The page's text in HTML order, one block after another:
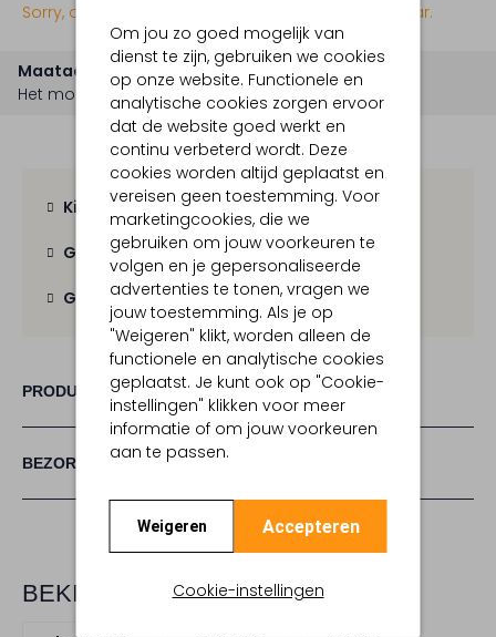
Om jou zo goed mogelijk van
dienst te zijn, gebruiken we cookies
op onze website. Functionele en
analytische cookies zorgen ervoor
dat de website goed werkt en
continu verbeterd wordt. Deze
cookies worden altijd geplaatst en
vereisen geen toestemming. Voor
marketingcookies, die we
gebruiken om jouw voorkeuren te
volgen en je gepersonaliseerde
advertenties te tonen, vragen we
jouw toestemming. Als je op
"Weigeren" klikt, worden alleen de
functionele en analytische cookies
geplaatst. Je kunt ook op "Cookie-
instellingen" klikken voor meer
informatie of om jouw voorkeuren
aan te passen.
Weigeren Accepteren
Cookie-instellingen
Sorry, dit item is momenteel (nog) niet beschikbaar.
Maatadvies
Het model is 1 meter 73 lang en draagt maat 36.
Kies zelf je bezorgmoment
Gratis verzending vanaf € 100,-
Gratis retourbinnen 30 dagen
PRODUCT INFORMATIE
BEZORGEN & RETOURNEREN
BEKIJK MEER